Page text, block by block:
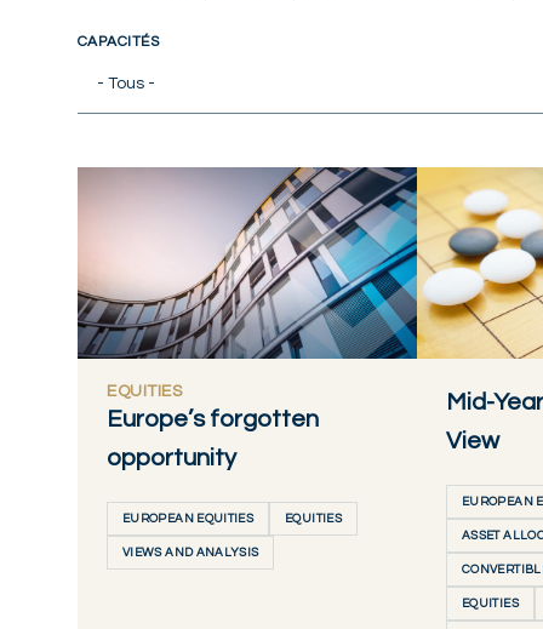
CAPACITÉS
- Tous -
EQUITIES
Europe’s forgotten
opportunity
EUROPEAN EQUITIES EQUITIES
VIEWS AND ANALYSIS
Mid-
View
EUROPEAN
ASSET
EQUITIES